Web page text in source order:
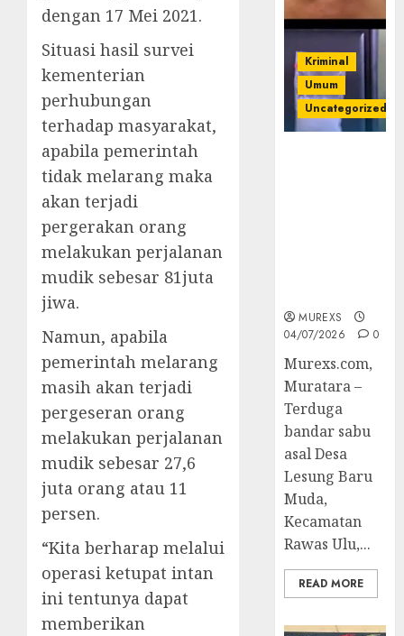
dengan 17 Mei 2021.
Situasi hasil survei
kementerian
perhubungan
terhadap masyarakat,
apabila pemerintah
tidak melarang maka
akan terjadi
pergerakan orang
melakukan perjalanan
mudik sebesar 81juta
jiwa.
Namun, apabila
pemerintah melarang
masih akan terjadi
pergeseran orang
melakukan perjalanan
mudik sebesar 27,6
juta orang atau 11
persen.
“Kita berharap melalui
operasi ketupat intan
ini tentunya dapat
memberikan
Kriminal
Umum
Uncategorized
MUREXS
04/07/2026
0
Murexs.com,
Muratara –
Terduga
bandar sabu
asal Desa
Lesung Baru
Muda,
Kecamatan
Rawas Ulu,...
READ MORE